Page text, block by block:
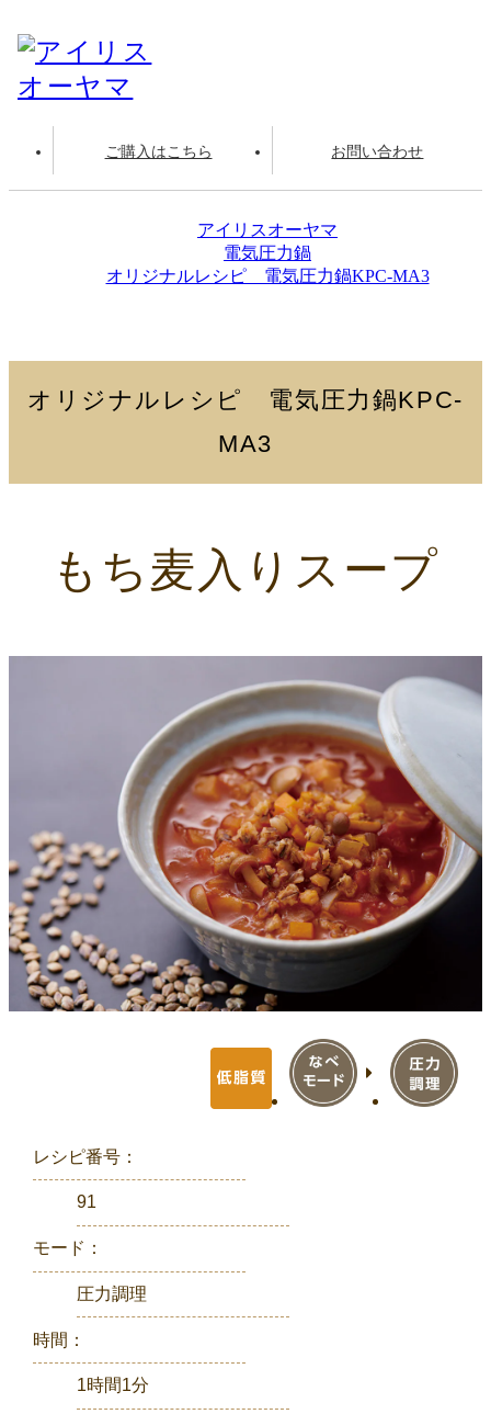
ご購入はこちら お問い合わせ
アイリスオーヤマ
電気圧力鍋
オリジナルレシピ 電気圧力鍋KPC-MA3
オリジナルレシピ 電気圧力鍋KPC-
MA3
もち麦入りスープ
レシピ番号：
91
モード：
圧力調理
時間：
1時間1分